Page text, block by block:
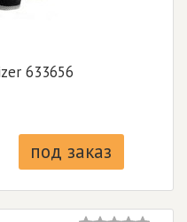
633656
под заказ